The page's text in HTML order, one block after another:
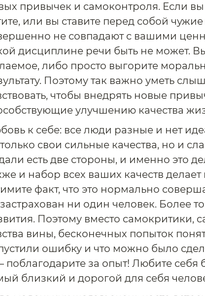
привычек и самоконтроля. Если вы
или вы ставите перед собой
не совпадают с вашими
дисциплине речи быть не может.
либо просто выгорите
Поэтому так важно уметь
чтобы внедрять новые
улучшению качества
к себе: все люди разные и нет
свои сильные качества, но и
есть две стороны, и именно это
и набор всех ваших качеств делает
факт, что это нормально
ни один человек. Более
Поэтому вместо самокритики,
вины, бесконечных попыток
ошибку и что можно было
поблагодарите за опыт! Любите себя
близкий и дорогой для себя